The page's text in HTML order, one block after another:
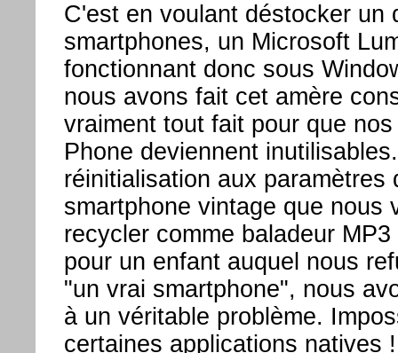
C'est en voulant déstocker un
smartphones, un Microsoft
fonctionnant donc sous
nous avons fait cet amère
vraiment tout fait pour que
Phone deviennent
réinitialisation aux paramètres
smartphone vintage que nous
recycler comme baladeur
pour un enfant auquel nous
"un vrai smartphone", nous
à un véritable problème.
certaines applications natives